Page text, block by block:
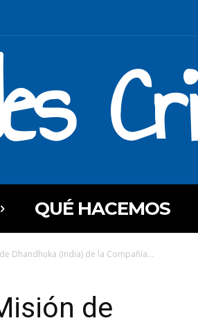
QUÉ HACEMOS
Dhandhuka (India) de la Compañía...
de